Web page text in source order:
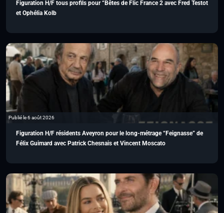
Figuration H/F tous profils pour “Bêtes de Flic France 2 avec Fred Testot
et Ophélia Kolb
Publié le 6 août 2026
Figuration H/F résidents Aveyron pour le long-métrage “Feignasse” de
Félix Guimard avec Patrick Chesnais et Vincent Moscato